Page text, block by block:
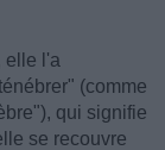
elle l'a
(comme
qui signifie
se recouvre